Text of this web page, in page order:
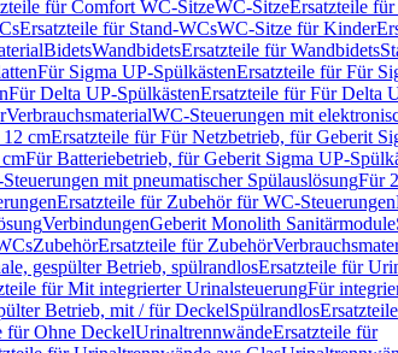
für Comfort WC-SitzeWC-SitzeErsatzteile
Ersatzteile für Stand-WCsWC-Sitze für Kinder
BidetsWandbidetsErsatzteile für Wandbidets
Für Sigma UP-SpülkästenErsatzteile für Für
Für Delta UP-SpülkästenErsatzteile für Für Delta
VerbrauchsmaterialWC-Steuerungen mit
cmErsatzteile für Für Netzbetrieb, für Geberit
Für Batteriebetrieb, für Geberit Sigma UP-
mit pneumatischer SpülauslösungFür
Ersatzteile für Zubehör für WC-Steuerungen
VerbindungenGeberit Monolith Sanitärmodule
ZubehörErsatzteile für Zubehör
gespülter Betrieb, spülrandlosErsatzteile für
für Mit integrierter UrinalsteuerungFür
Betrieb, mit / für DeckelSpülrandlos
für Ohne DeckelUrinaltrennwändeErsatzteile für